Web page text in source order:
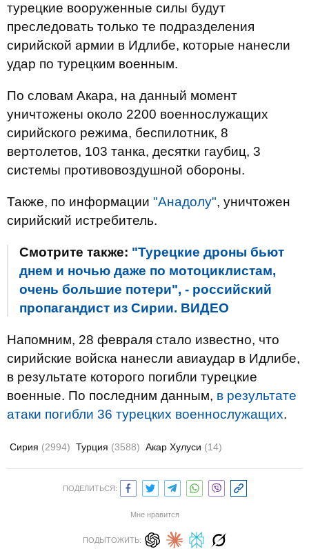
турецкие вооруженные силы будут
преследовать только те подразделения
сирийской армии в Идлибе, которые нанесли
удар по турецким военным.
По словам Акара, на данный момент
уничтожены около 2200 военнослужащих
сирийского режима, беспилотник, 8
вертолетов, 103 танка, десятки гаубиц, 3
системы противовоздушной обороны.
Также, по информации "Анадолу", уничтожен
сирийский истребитель.
Смотрите также: "Турецкие дроны бьют
днем и ночью даже по мотоциклистам,
очень большие потери", - российский
пропагандист из Сирии. ВИДЕО
Напомним, 28 февраля стало известно, что
сирийские войска нанесли авиаудар в Идлибе,
в результате которого погибли турецкие
военные. По последним данным, в результате
атаки погибли 36 турецких военнослужащих.
Сирия (2994) Турция (3588) Акар Хулуси (14)
ПОДЕЛИТЬСЯ:
Мне нравится
ПОДЫТОЖИТЬ: